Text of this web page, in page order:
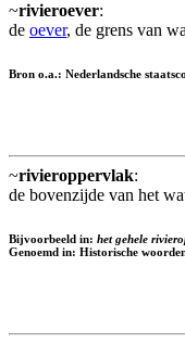
~rivieroever:
de oever, de grens van
Bron o.a.: Nederlandsche
~rivieroppervlak:
de bovenzijde van het
Bijvoorbeeld in: het gehele
Genoemd in: Historische